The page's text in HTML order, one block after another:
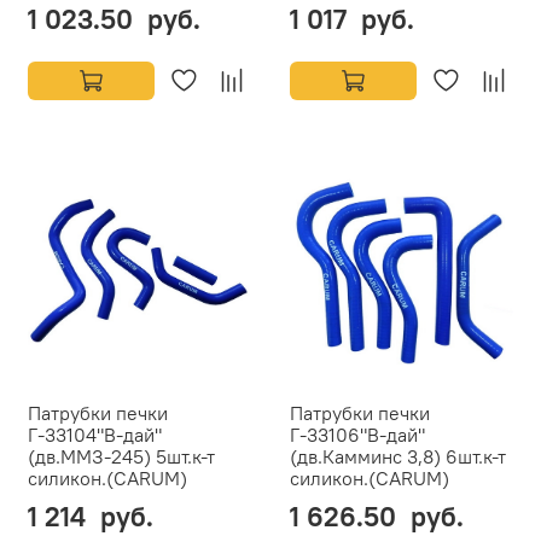
1 023.50 руб. 1 017 руб.
Патрубки печки
Г-33104"В-дай"
(дв.ММЗ-245) 5шт.к-т
силикон.(CARUM)
1 214 руб.
Патрубки печки
Г-33106"В-дай"
(дв.Камминс 3,8) 6шт.к-т
силикон.(CARUM)
1 626.50 руб.